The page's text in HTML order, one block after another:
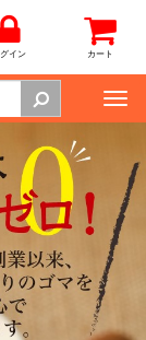
イン カート